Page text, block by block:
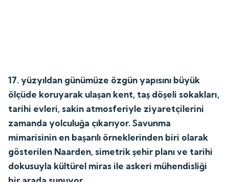
17. yüzyıldan günümüze özgün yapısını büyük
ölçüde koruyarak ulaşan kent, taş döşeli sokakları,
tarihi evleri, sakin atmosferiyle ziyaretçilerini
zamanda yolculuğa çıkarıyor. Savunma
mimarisinin en başarılı örneklerinden biri olarak
gösterilen Naarden, simetrik şehir planı ve tarihi
dokusuyla kültürel miras ile askeri mühendisliği